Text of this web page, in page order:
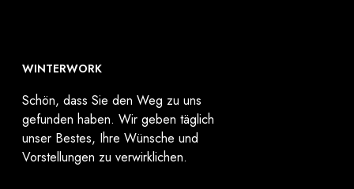
WINTERWORK
Schön, dass Sie den Weg zu uns
gefunden haben. Wir geben täglich
unser Bestes, Ihre Wünsche und
Vorstellungen zu verwirklichen.